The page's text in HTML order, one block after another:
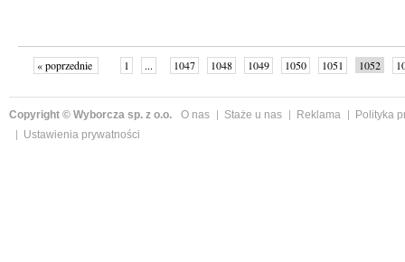
« poprzednie 1 ... 1047 1048 1049 1050 1051 1052
Copyright © Wyborcza sp. z o.o. O nas Staże u nas Reklama
Polityka
Ustawienia prywatności